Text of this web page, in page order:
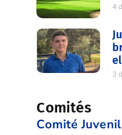
4
3
Comités
Comité Juvenil